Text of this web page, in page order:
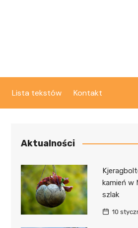
Lista tekstów Kontakt
Aktualności
kamień w
szlak
10